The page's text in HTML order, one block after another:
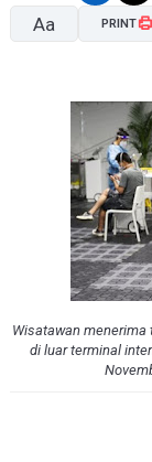
Aa PRINT
Wisatawan menerima
di luar terminal